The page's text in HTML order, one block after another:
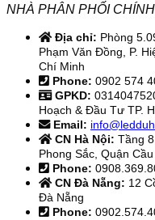
NHÀ PHÂN PHỐI
Địa chỉ: Phòng
Phạm Văn Đồng, P.
Chí Minh
Phone: 0902 574
GPKD:
Hoạch & Đầu Tư TP.
Email:
CN Hà Nội: Tầng
Phong Sắc, Quận
Phone:
CN Đà Nẵng: 12
Đà Nẵng
Phone: